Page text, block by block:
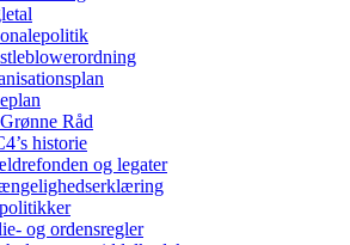
Råd
historie
og legater
og ordensregler